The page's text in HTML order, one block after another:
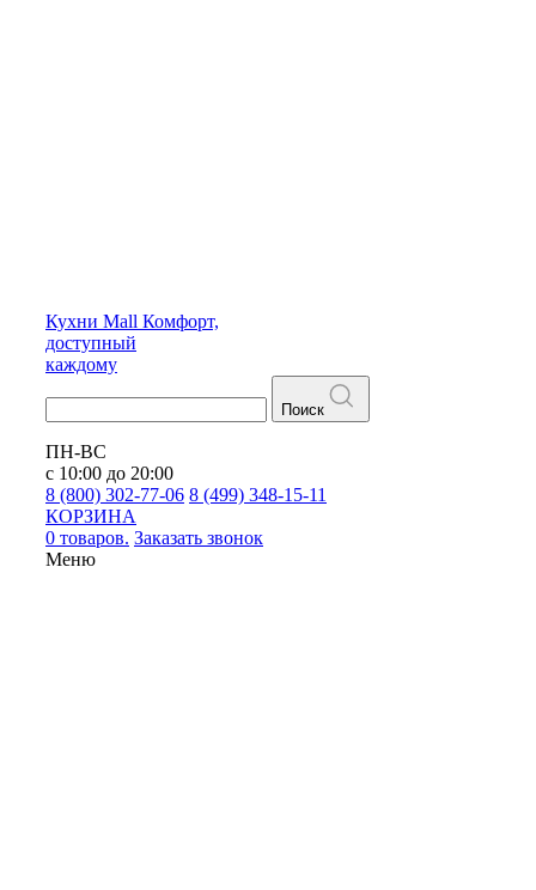
Кухни Mall Комфорт,
доступный
каждому
Поиск
ПН-ВС
с 10:00 до 20:00
8 (800) 302-77-06 8 (499) 348-15-11
КОРЗИНА
0 товаров. Заказать звонок
Меню